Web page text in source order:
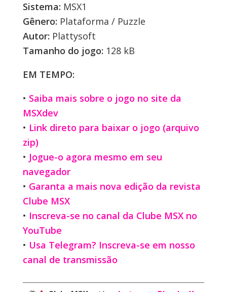
Sistema: MSX1
Gênero: Plataforma / Puzzle
Autor: Plattysoft
Tamanho do jogo: 128 kB
EM TEMPO:
• Saiba mais sobre o jogo no site da
MSXdev
• Link direto para baixar o jogo (arquivo
zip)
• Jogue-o agora mesmo em seu
navegador
• Garanta a mais nova edição da revista
Clube MSX
• Inscreva-se no canal da Clube MSX no
YouTube
• Usa Telegram? Inscreva-se em nosso
canal de transmissão